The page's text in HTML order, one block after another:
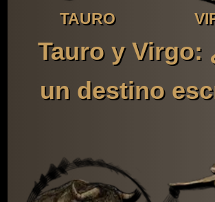
TAURO
Tauro y Virgo:
un destino